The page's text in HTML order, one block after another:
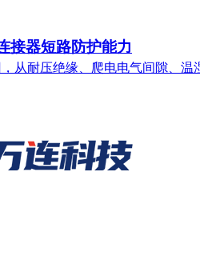
接器短路防护能力
从耐压绝缘、爬电电气间隙、温